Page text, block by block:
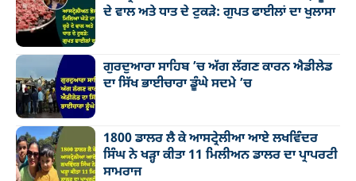
ਦੇ ਵਾਲ ਅਤੇ ਧਾਤ ਦੇ ਟੁਕੜੇ: ਗੁਪਤ ਫਾਈਲਾਂ ਦਾ ਖੁਲਾਸਾ
ਗੁਰਦੁਆਰਾ ਸਾਹਿਬ ’ਚ ਅੱਗ ਲੱਗਣ ਕਾਰਨ ਐਡੀਲੇਡ
ਦਾ ਸਿੱਖ ਭਾਈਚਾਰਾ ਡੂੰਘੇ ਸਦਮੇ ’ਚ
1800 ਡਾਲਰ ਲੈ ਕੇ ਆਸਟ੍ਰੇਲੀਆ ਆਏ ਲਖਵਿੰਦਰ
ਸਿੰਘ ਨੇ ਖੜ੍ਹਾ ਕੀਤਾ 11 ਮਿਲੀਅਨ ਡਾਲਰ ਦਾ ਪ੍ਰਾਪਰਟੀ
ਸਾਮਰਾਜ